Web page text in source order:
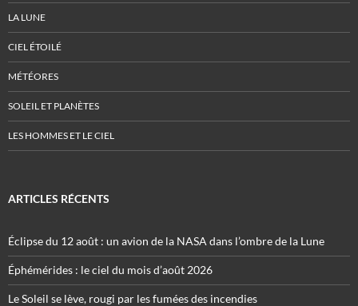
LA LUNE
CIEL ÉTOILÉ
MÉTÉORES
SOLEIL ET PLANÈTES
LES HOMMES ET LE CIEL
ARTICLES RÉCENTS
Éclipse du 12 août : un avion de la NASA dans l’ombre de la Lune
Éphémérides : le ciel du mois d’août 2026
Le Soleil se lève, rougi par les fumées des incendies